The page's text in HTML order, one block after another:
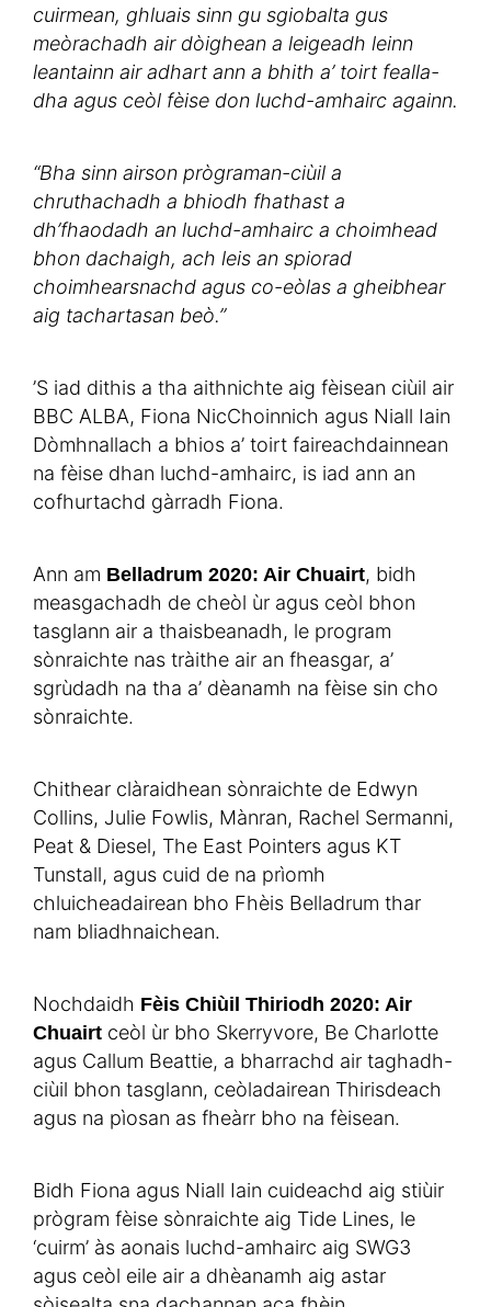
cuirmean, ghluais sinn gu sgiobalta gus
meòrachadh air dòighean a leigeadh leinn
leantainn air adhart ann a bhith a’ toirt fealla-
dha agus ceòl fèise don luchd-amhairc againn.
“Bha sinn airson prògraman-ciùil a
chruthachadh a bhiodh fhathast a
dh’fhaodadh an luchd-amhairc a choimhead
bhon dachaigh, ach leis an spiorad
choimhearsnachd agus co-eòlas a gheibhear
aig tachartasan beò.”
’S iad dithis a tha aithnichte aig fèisean ciùil air
BBC ALBA, Fiona NicChoinnich agus Niall Iain
Dòmhnallach a bhios a’ toirt faireachdainnean
na fèise dhan luchd-amhairc, is iad ann an
cofhurtachd gàrradh Fiona.
Ann am Belladrum 2020: Air Chuairt, bidh
measgachadh de cheòl ùr agus ceòl bhon
tasglann air a thaisbeanadh, le program
sònraichte nas tràithe air an fheasgar, a’
sgrùdadh na tha a’ dèanamh na fèise sin cho
sònraichte.
Chithear clàraidhean sònraichte de Edwyn
Collins, Julie Fowlis, Mànran, Rachel Sermanni,
Peat & Diesel, The East Pointers agus KT
Tunstall, agus cuid de na prìomh
chluicheadairean bho Fhèis Belladrum thar
nam bliadhnaichean.
Nochdaidh Fèis Chiùil Thiriodh 2020: Air
Chuairt ceòl ùr bho Skerryvore, Be Charlotte
agus Callum Beattie, a bharrachd air taghadh-
ciùil bhon tasglann, ceòladairean Thirisdeach
agus na pìosan as fheàrr bho na fèisean.
Bidh Fiona agus Niall Iain cuideachd aig stiùir
prògram fèise sònraichte aig Tide Lines, le
‘cuirm’ às aonais luchd-amhairc aig SWG3
agus ceòl eile air a dhèanamh aig astar